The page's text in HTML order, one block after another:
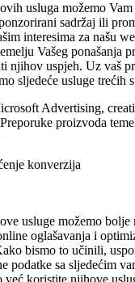
usluga možemo
sadržaj ili
interesima za našu
Vašeg ponašanja
njihov uspjeh. Uz vaš
sljedeće usluge trećih
Advertising,
proizvoda
konverzija
usluge možemo
oglašavanja i
bismo to učinili,
podatke sa sljedećim